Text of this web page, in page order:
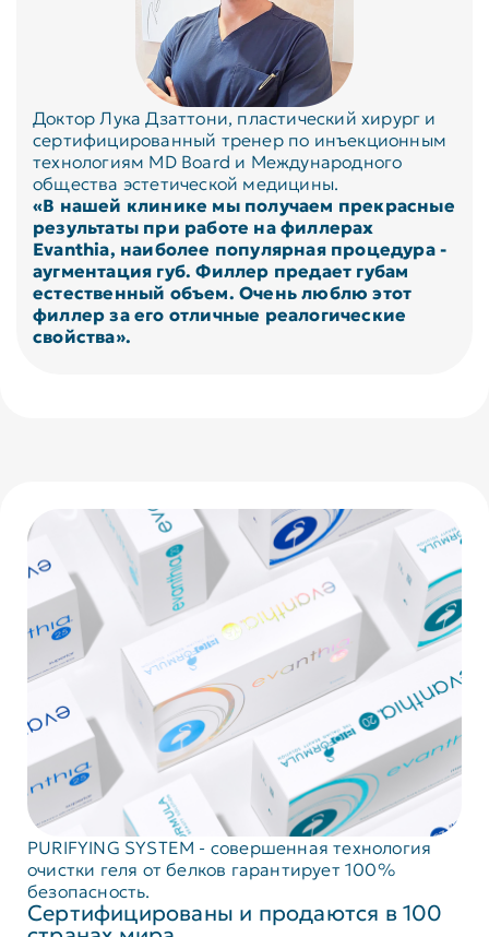
Доктор Лука Дзаттони, пластический хирург и
сертифицированный тренер по инъекционным
технологиям MD Board и Международного
общества эстетической медицины.
«В нашей клинике мы получаем прекрасные
результаты при работе на филлерах
Evanthia, наиболее популярная процедура -
аугментация губ. Филлер предает губам
естественный объем. Очень люблю этот
филлер за его отличные реалогические
свойства».
PURIFYING SYSTEM - совершенная технология
очистки геля от белков гарантирует 100%
безопасность.
Сертифицированы и продаются в 100